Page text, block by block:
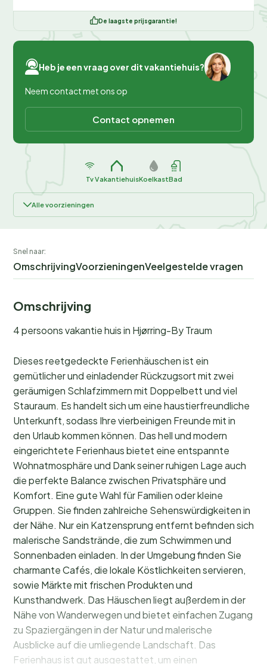
De laagste prijsgarantie!
Heb je een vraag over dit vakantiehuis?
Neem contact met ons op
Contact opnemen
TvVakantiehuisKoelkastBad
Alle voorzieningen
Snel naar:
OmschrijvingVoorzieningenVeelgestelde vragen
Omschrijving
4 persoons vakantie huis in Hjørring-By Traum
Dieses reetgedeckte Ferienhäuschen ist ein
gemütlicher und einladender Rückzugsort mit zwei
geräumigen Schlafzimmern mit Doppelbett und viel
Stauraum. Es handelt sich um eine haustierfreundliche
Unterkunft, sodass Ihre vierbeinigen Freunde mit in
den Urlaub kommen können. Das hell und modern
eingerichtete Ferienhaus bietet eine entspannte
Wohnatmosphäre und Dank seiner ruhigen Lage auch
die perfekte Balance zwischen Privatsphäre und
Komfort. Eine gute Wahl für Familien oder kleine
Gruppen. Sie finden zahlreiche Sehenswürdigkeiten in
der Nähe. Nur ein Katzensprung entfernt befinden sich
malerische Sandstrände, die zum Schwimmen und
Sonnenbaden einladen. In der Umgebung finden Sie
charmante Cafés, die lokale Köstlichkeiten servieren,
sowie Märkte mit frischen Produkten und
Kunsthandwerk. Das Häuschen liegt außerdem in der
Nähe von Wanderwegen und bietet einfachen Zugang
zu Spaziergängen in der Natur und malerische
Ausblicke auf die umliegende Landschaft. Das
Ferienhaus ist gut ausgestattet, um einen